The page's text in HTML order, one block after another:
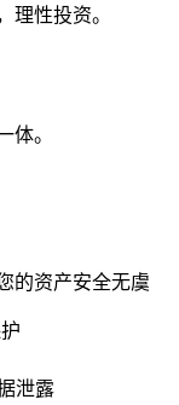
理性投资。
体。
的资产安全无虞
泄露